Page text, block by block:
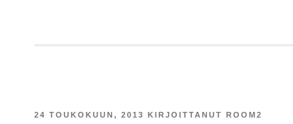
JULKAISTU
24 TOUKOKUUN, 2013 KIRJOITTANUT ROOM2